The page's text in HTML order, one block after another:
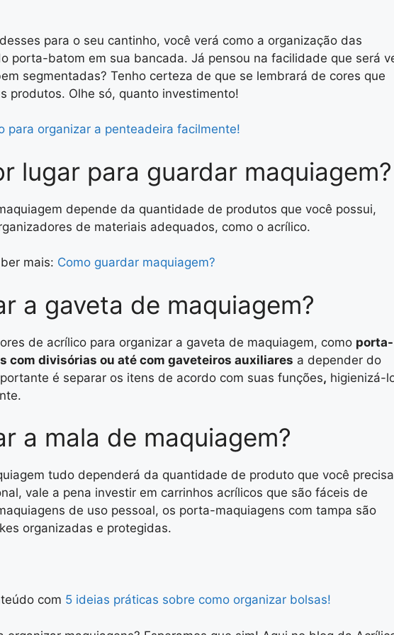
para o seu cantinho, você verá como a organização das
porta-batom em sua bancada. Já pensou na facilidade que será
segmentadas? Tenho certeza de que se lembrará de cores que
produtos. Olhe só, quanto investimento!
para organizar a penteadeira facilmente!
lugar para guardar maquiagem?
depende da quantidade de produtos que você possui,
de materiais adequados, como o acrílico.
mais: Como guardar maquiagem?
a gaveta de maquiagem?
de acrílico para organizar a gaveta de maquiagem, como porta-
com divisórias ou até com gaveteiros auxiliares a depender do
é separar os itens de acordo com suas funções, higienizá-
a mala de maquiagem?
tudo dependerá da quantidade de produto que você precisa
vale a pena investir em carrinhos acrílicos que são fáceis de
de uso pessoal, os porta-maquiagens com tampa são
organizadas e protegidas.
com 5 ideias práticas sobre como organizar bolsas!